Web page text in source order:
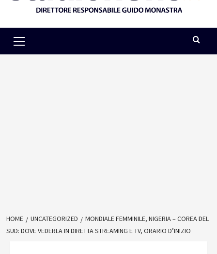
Menu
HOME UNCATEGORIZED
MONDIALE FEMMINILE, NIGERIA – COREA DEL
SUD: DOVE VEDERLA IN DIRETTA STREAMING E TV, ORARIO D’INIZIO